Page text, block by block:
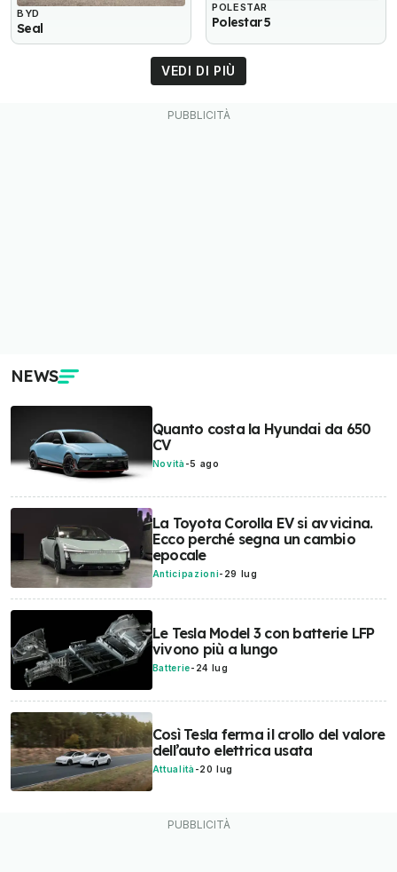
BYD
Seal
POLESTAR
Polestar 5
VEDI DI PIÙ
NEWS
Quanto costa la Hyundai da 650
CV
Novità -5 ago
La Toyota Corolla EV si avvicina.
Ecco perché segna un cambio
epocale
Anticipazioni- 29 lug
Le Tesla Model 3 con batterie LFP
vivono più a lungo
Batterie- 24 lug
Così Tesla ferma il crollo del valore
dell’auto elettrica usata
Attualità -20 lug